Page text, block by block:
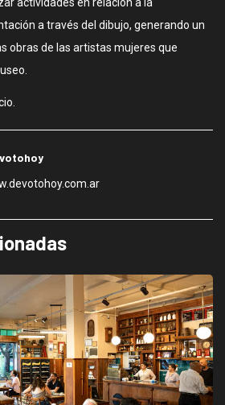
a través del dibujo, generando un
obras de las artistas mujeres que